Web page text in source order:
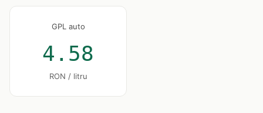
GPL auto
4.58
RON / litru